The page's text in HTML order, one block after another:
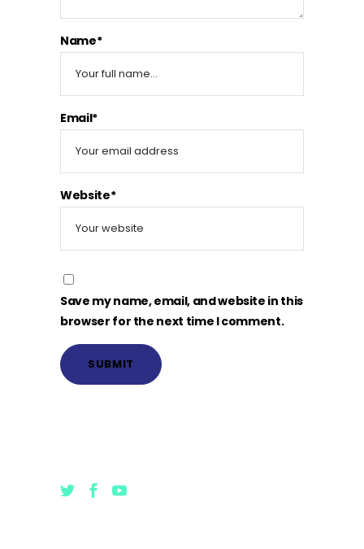
Name*
Email*
Website*
Save my name, email, and website in this
browser for the next time I comment.